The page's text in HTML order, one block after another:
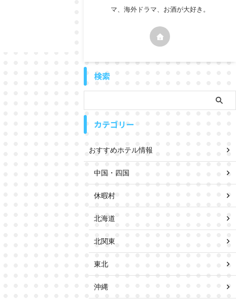
マ、海外ドラマ、お酒が大好き。
検索
カテゴリー
おすすめホテル情報
中国・四国
休暇村
北海道
北関東
東北
沖縄